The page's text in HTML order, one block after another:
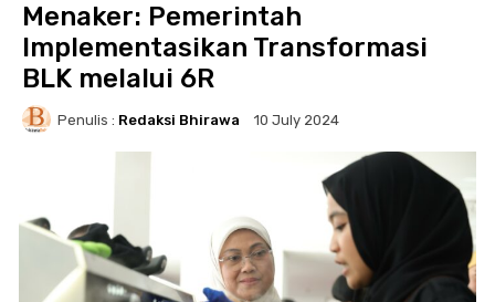
Menaker: Pemerintah
Implementasikan Transformasi
BLK melalui 6R
Penulis : Redaksi Bhirawa 10 July 2024